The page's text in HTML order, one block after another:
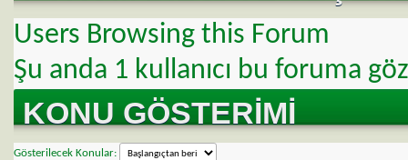
Users Browsing this Forum
Şu anda 1 kullanıcı bu foruma
KONU GÖSTERIMI
Gösterilecek Konular: